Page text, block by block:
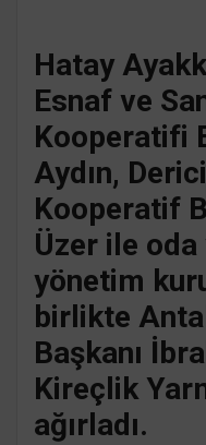
Hatay
Esnaf ve
Kooperatifi
Aydın,
Kooperatif
Üzer ile
yönetim
birlikte
Başkanı
Kireçlik
ağırladı.